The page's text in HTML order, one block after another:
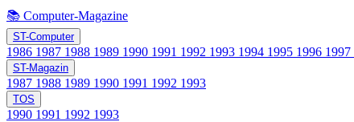
📚 Computer-Magazine
ST-Computer
1986 1987 1988 1989 1990 1991 1992 1993 1994 1995 1996 1997
ST-Magazin
1987 1988 1989 1990 1991 1992 1993
TOS
1990 1991 1992 1993